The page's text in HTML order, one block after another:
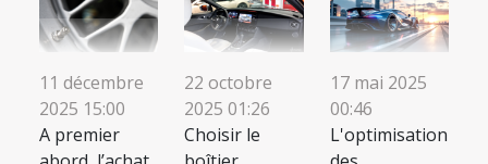
11 décembre
2025 15:00
A premier
22 octobre
2025 01:26
Choisir le
17 mai 2025
00:46
L'optimisation